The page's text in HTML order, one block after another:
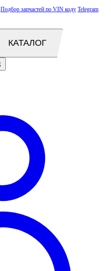
Подбор запчастей по VIN коду Telegram
КАТАЛОГ